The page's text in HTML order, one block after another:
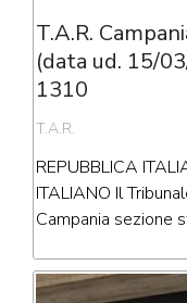
T.A.R.
(data ud. 15/
1310
T.A.R.
REPUBBLICA
ITALIANO Il
Campania sezione